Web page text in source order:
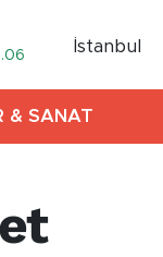
İstanbul
& SANAT